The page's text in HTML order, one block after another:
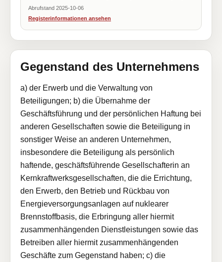
Abrufstand 2025-10-06
Registerinformationen ansehen
Gegenstand des Unternehmens
a) der Erwerb und die Verwaltung von
Beteiligungen; b) die Übernahme der
Geschäftsführung und der persönlichen Haftung bei
anderen Gesellschaften sowie die Beteiligung in
sonstiger Weise an anderen Unternehmen,
insbesondere die Beteiligung als persönlich
haftende, geschäftsführende Gesellschafterin an
Kernkraftwerksgesellschaften, die die Errichtung,
den Erwerb, den Betrieb und Rückbau von
Energieversorgungsanlagen auf nuklearer
Brennstoffbasis, die Erbringung aller hiermit
zusammenhängenden Dienstleistungen sowie das
Betreiben aller hiermit zusammenhängenden
Geschäfte zum Gegenstand haben; c) die